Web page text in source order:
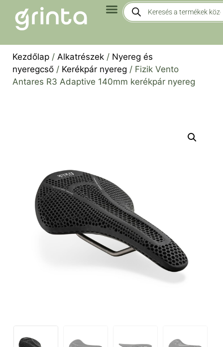
Kezdőlap / Alkatrészek / Nyereg és
nyeregcső / Kerékpár nyereg / Fizik Vento
Antares R3 Adaptive 140mm kerékpár nyereg